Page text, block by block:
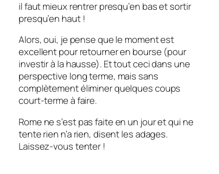
il faut mieux rentrer presqu’en bas et sortir
presqu’en haut !
Alors, oui, je pense que le moment est
excellent pour retourner en bourse (pour
investir à la hausse). Et tout ceci dans une
perspective long terme, mais sans
complètement éliminer quelques coups
court-terme à faire.
Rome ne s’est pas faite en un jour et qui ne
tente rien n’a rien, disent les adages.
Laissez-vous tenter !